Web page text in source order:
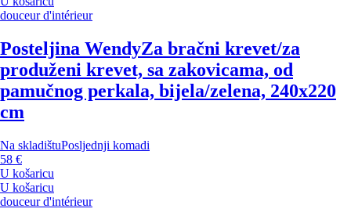
douceur d'intérieur
Posteljina WendyZa bračni krevet/za
produženi krevet, sa zakovicama, od
pamučnog perkala, bijela/zelena, 240x220
cm
Na skladištuPosljednji komadi
58 €
U košaricu
U košaricu
douceur d'intérieur